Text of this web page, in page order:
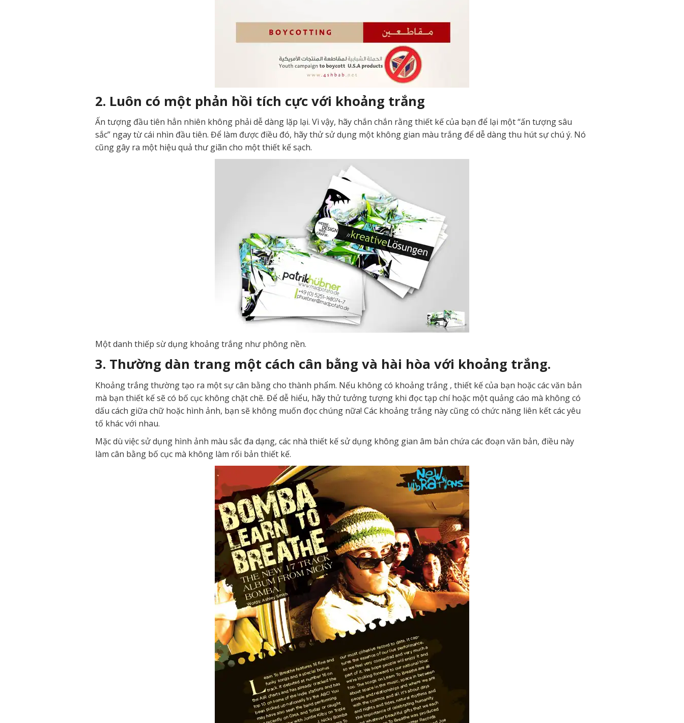
2. Luôn có một phản hồi tích cực với khoảng trắng
Ấn tượng đầu tiên hẳn nhiên không phải dễ dàng lặp lại. Vì vậy, hãy chắn chắn rằng thiết kế của bạn để lại một “ấn tượng sâu
sắc” ngay từ cái nhìn đầu tiên. Để làm được điều đó, hãy thử sử dụng một không gian màu trắng để dễ dàng thu hút sự chú ý. Nó
cũng gây ra một hiệu quả thư giãn cho một thiết kế sạch.
Một danh thiếp sừ dụng khoảng trắng như phông nền.
3. Thường dàn trang một cách cân bằng và hài hòa với khoảng trắng.
Khoảng trắng thường tạo ra một sự cân bằng cho thành phẩm. Nếu không có khoảng trắng , thiết kế của bạn hoặc các văn bản
mà bạn thiết kế sẽ có bố cục không chặt chẽ. Để dễ hiểu, hãy thử tưởng tượng khi đọc tạp chí hoặc một quảng cáo mà không có
dấu cách giữa chữ hoặc hình ảnh, bạn sẽ không muốn đọc chúng nữa! Các khoảng trắng này cũng có chức năng liên kết các yêu
tố khác với nhau.
Mặc dù việc sử dụng hình ảnh màu sắc đa dạng, các nhà thiết kế sử dụng không gian âm bản chứa các đoạn văn bản, điều này
làm cân bằng bố cục mà không làm rối bản thiết kế.